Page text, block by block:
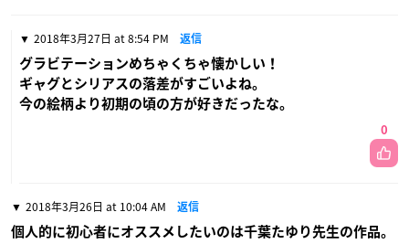
2018年3月27日 at 8:54 PM 返信
グラビテーションめちゃくちゃ懐かしい！
ギャグとシリアスの落差がすごいよね。
今の絵柄より初期の頃の方が好きだったな。
0
2018年3月26日 at 10:04 AM 返信
個人的に初心者にオススメしたいのは千葉たゆり先生の作品。